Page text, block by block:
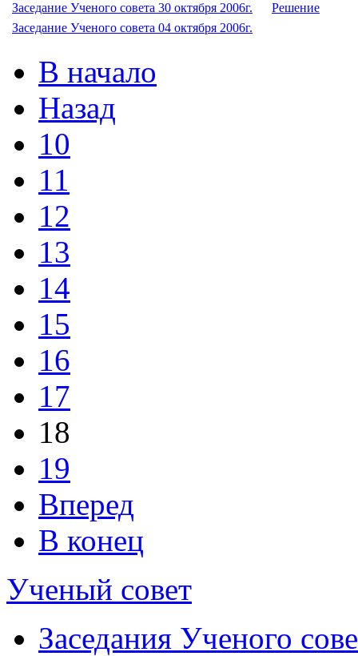
Заседание Ученого совета 30 октября 2006г.
Решение
Заседание Ученого совета 04 октября 2006г.
В начало
Назад
10
11
12
13
14
15
16
17
18
19
Вперед
В конец
Ученый совет
Заседания Ученого